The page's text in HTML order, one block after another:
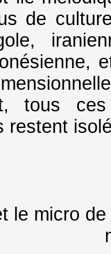
de
tous
restent
le micro